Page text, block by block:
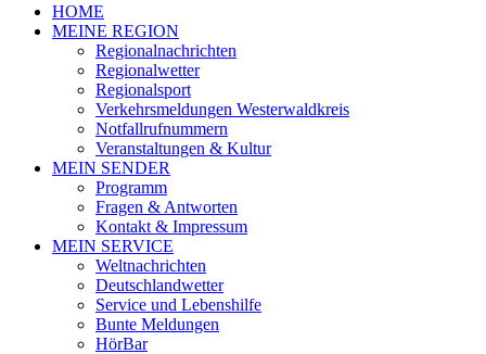
HOME
MEINE REGION
Regionalnachrichten
Regionalwetter
Regionalsport
Verkehrsmeldungen Westerwaldkreis
Notfallrufnummern
Veranstaltungen & Kultur
MEIN SENDER
Programm
Fragen & Antworten
Kontakt & Impressum
MEIN SERVICE
Weltnachrichten
Deutschlandwetter
Service und Lebenshilfe
Bunte Meldungen
HörBar